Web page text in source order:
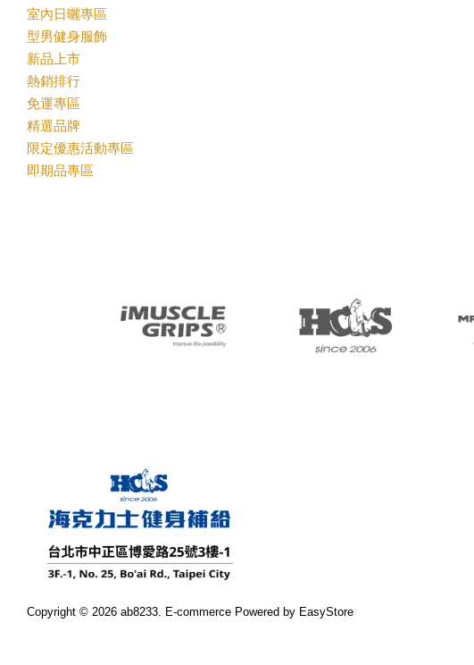
室內日曬專區
型男健身服飾
新品上市
熱銷排行
免運專區
精選品牌
限定優惠活動專區
即期品專區
Copyright © 2026 ab8233. E-commerce Powered by EasyStore